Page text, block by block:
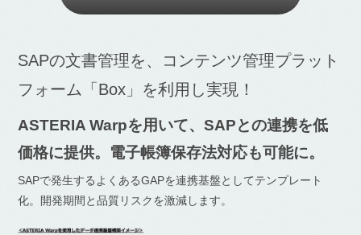
SAPの文書管理を、コンテンツ管理プラット
フォーム「Box」を利用し実現！
ASTERIA Warpを用いて、SAPとの連携を低
価格に提供。電子帳簿保存法対応も可能に。
SAPで発生するよくあるGAPを連携基盤としてテンプレート
化。開発期間と品質リスクを激減します。